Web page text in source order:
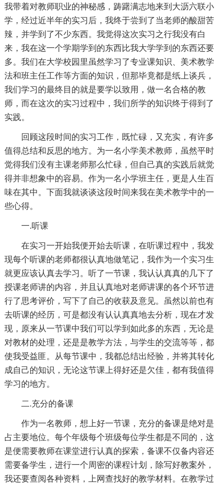
我带着对教师职业的神秘感，踌躇满志地来到大沥六联小
学，经过近半年的实习后，我终于尝到了当老师的酸甜苦
辣，并学到了不少东西。我觉得这次实习之行我没有白
来，我在这一个学期学到的东西比我大学学到的东西还要
多。我们在大学校园里虽然学习了专业课知识、美术教学
法和班主任工作等方面的知识，但那毕竟都是纸上谈兵，
我们学习的最终目的就是要学以致用，做一名合格的教
师，而在这次的实习过程中，我们所学的知识终于得到了
实践。
回顾这段时间的实习工作，既忙碌，又充实，有许多
值得总结和反思的地方。为一名小学美术教师，虽然平时
觉得我们没有主课老师那么忙碌，但自己真的实践后就觉
得并非想象中的容易。作为一名小学班主任，更是人生百
味在其中。下面我就谈谈这段时间来我在美术教学中的一
些心得。
一.听课
在实习一开始我便开始去听课，在听课过程中，我发
现每个听课的老师都很认真地做笔记，我作为一个实习生
就更应该认真去学习。听了一节课，我认认真真的几下了
授课老师讲的内容，并且认真地对老师讲课的各个环节进
行了思考评价，写下了自己的收获及意见。虽然以前也有
去听课的经历，可是都没有认认真真地去分析，现在才发
现，原来从一节课中我们可以学到如此多的东西，无论是
对教材的处理，还是是教学方法，与学生的交流等等，都
使我受益匪。从每节课中，我都总结出经验，并将其转化
成自己的知识，无论这节课上得好还是欠佳，都有我值得
学习的地方。
二.充分的备课
作为一名教师，想上好一节课，充分的备课是绝对是
占主要地位。每个年级每个班级每位学生都是不同的，这
是便需要教师在课堂进行认真的探索，备课不仅备内容还
需要备学生，进行一个周密的课程计划，除写好教案外，
我还要查阅各种资料，上网查找好的教学材料。在教学过